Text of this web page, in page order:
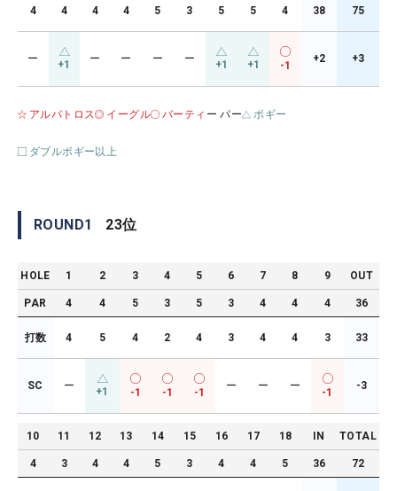
4 4 4 4 5 3 5 5 4 38 75
ー +1 ー ー ー ー +1 +1 -1
+2 +3
アルバトロス イーグル バーティ ー パー ボギー
ダブルボギー以上
ROUND1 23位
HOLE 1 2 3 4 5 6 7 8 9 OUT
PAR 4 4 5 3 5 3 4 4 4 36
打数 4 5 4 2 4 3 4 4 3 33
SC ー +1 -1 -1 -1
ー ー ー
-1
-3
10 11 12 13 14 15 16 17 18 IN TOTAL
4 3 4 4 5 3 4 4 5 36 72